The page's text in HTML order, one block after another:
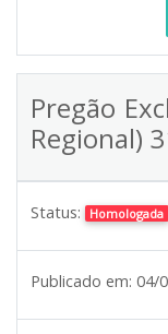
Pregão
Regional)
Status: Homologada
Publicado em: 04/